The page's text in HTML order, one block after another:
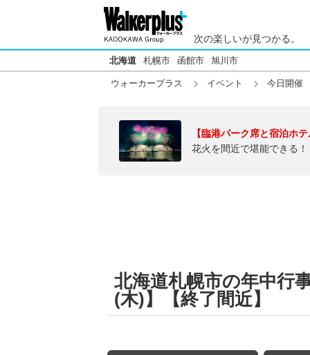
次の楽しいが見つかる。
北海道 札幌市 函館市 旭川市
ウォーカープラス イベント 今日開催
【臨港パーク席と宿泊ホ
花火を間近で堪能できる
北海道札幌市の年中行
(木)】【終了間近】